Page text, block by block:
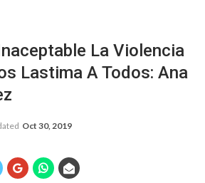
La Violencia
Lastima A Todos: Ana
Oct 30, 2019